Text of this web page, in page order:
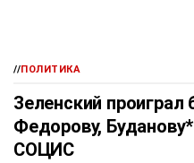
//ПОЛИТИКА
Зеленский
Федорову,
СОЦИС